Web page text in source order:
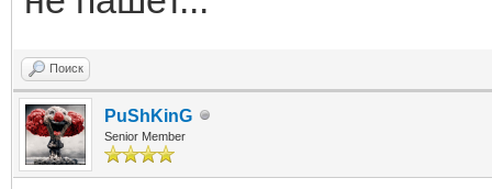
Поиск
PuShKinG
Senior Member